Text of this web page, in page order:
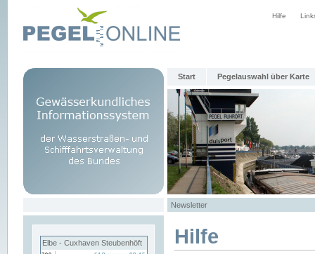
Hilfe
Start Pegelauswahl über Karte
Newsletter
Elbe - Cuxhaven Steubenhöft Hilfe